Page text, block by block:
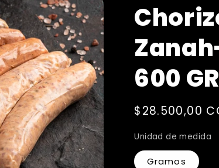
600 GR
Precio
$28.500,00
Unidad de medida
Gramos